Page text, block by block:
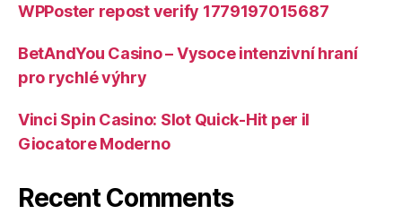
WPPoster repost verify 1779197015687
BetAndYou Casino – Vysoce intenzivní hraní
pro rychlé výhry
Vinci Spin Casino: Slot Quick‑Hit per il
Giocatore Moderno
Recent Comments